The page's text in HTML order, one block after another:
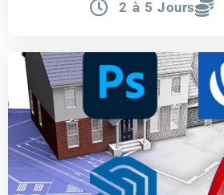
2 à 5 Jours